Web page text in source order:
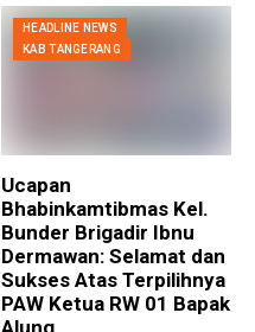
HEADLINE NEWS
KAB TANGERANG
Ucapan
Bhabinkamtibmas Kel.
Bunder Brigadir Ibnu
Dermawan: Selamat dan
Sukses Atas Terpilihnya
PAW Ketua RW 01 Bapak